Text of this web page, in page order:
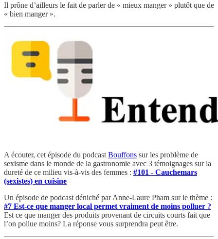
Il prône d’ailleurs le fait de parler de « mieux manger » plutôt que de
« bien manger ».
A écouter, cet épisode du podcast Bouffons sur les problème de
sexisme dans le monde de la gastronomie avec 3 témoignages sur la
dureté de ce milieu vis-à-vis des femmes : #101 - Cauchemars
(sexistes) en cuisine
Un épisode de podcast déniché par Anne-Laure Pham sur le thème :
#7 Est-ce que manger local permet vraiment de moins polluer ?
Est ce que manger des produits provenant de circuits courts fait que
l’on pollue moins? La réponse vous surprendra peut être.